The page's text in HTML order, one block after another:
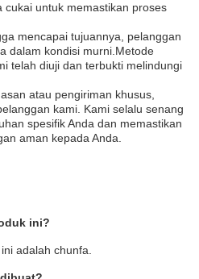
untuk memastikan proses
mencapai tujuannya, pelanggan
dalam kondisi murni.Metode
telah diuji dan terbukti melindungi
atau pengiriman khusus,
kami. Kami selalu senang
spesifik Anda dan memastikan
aman kepada Anda.
ini?
adalah chunfa.